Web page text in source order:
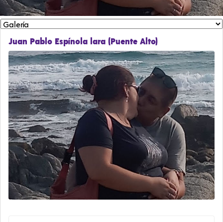
Juan Pablo Espínola lara (Puente Alto)